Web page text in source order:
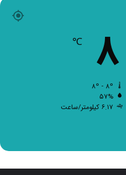
۸ ℃
۵۷%
۶.۱۷ کیلومتر/ساعت